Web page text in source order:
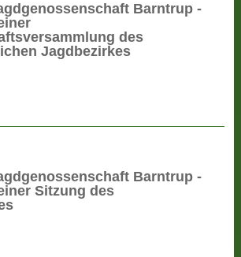
Barntrup -
des
Jagdbezirkes
Barntrup -
Sitzung des